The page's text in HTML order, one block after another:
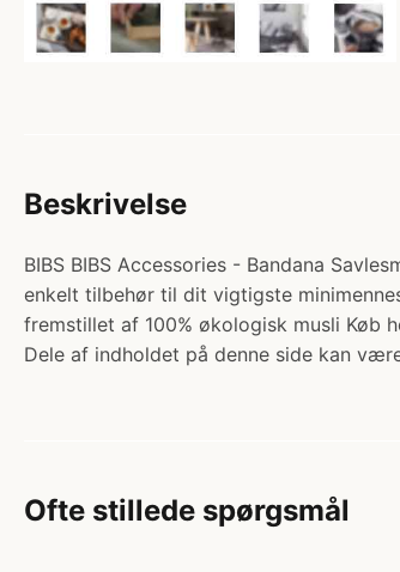
Beskrivelse
BIBS BIBS Accessories - Bandana
enkelt tilbehør til dit vigtigste
fremstillet af 100% økologisk musli Køb
Dele af indholdet på denne side kan
Ofte stillede spørgsmål